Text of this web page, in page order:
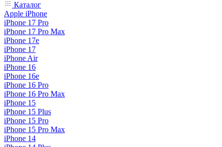
Каталог
Apple iPhone
iPhone 17 Pro
iPhone 17 Pro Max
iPhone 17e
iPhone 17
iPhone Air
iPhone 16
iPhone 16e
iPhone 16 Pro
iPhone 16 Pro Max
iPhone 15
iPhone 15 Plus
iPhone 15 Pro
iPhone 15 Pro Max
iPhone 14